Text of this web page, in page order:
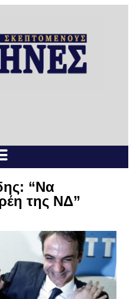
“Να
της ΝΔ”